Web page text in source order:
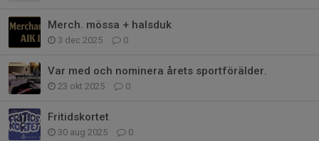
Merch. mössa + halsduk
3 dec 2025 0
Var med och nominera årets sportförälder.
23 okt 2025 0
Fritidskortet
30 aug 2025 0